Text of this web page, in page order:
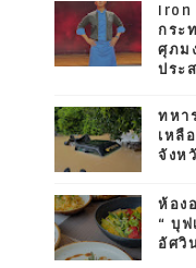
Iron
กระ
ศุภม
ประ
ทหา
เหลื
จังห
ห้อง
“ บุฟ
อัศวิ